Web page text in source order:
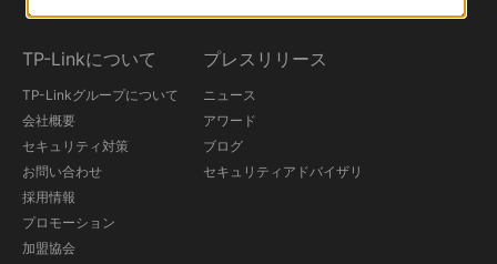
TP-Linkについて
TP-Linkグループについて
会社概要
セキュリティ対策
お問い合わせ
採用情報
プロモーション
加盟協会
プレスリリース
ニュース
アワード
ブログ
セキュリティアドバイザリ